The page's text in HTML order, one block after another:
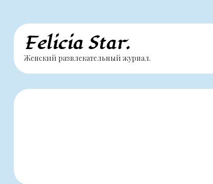
Перейти
содержимому
Felicia Star.
Женский развлекательный журнал.